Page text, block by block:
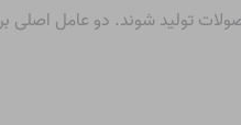
تولید شوند. دو عامل اصلی بر